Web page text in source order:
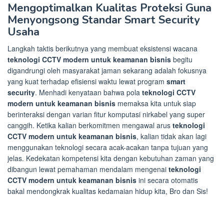
Mengoptimalkan Kualitas Proteksi Guna
Menyongsong Standar Smart Security
Usaha
Langkah taktis berikutnya yang membuat eksistensi wacana
teknologi CCTV modern untuk keamanan bisnis begitu
digandrungi oleh masyarakat jaman sekarang adalah fokusnya
yang kuat terhadap efisiensi waktu lewat program smart
security. Menhadi kenyataan bahwa pola teknologi CCTV
modern untuk keamanan bisnis memaksa kita untuk siap
berinteraksi dengan varian fitur komputasi nirkabel yang super
canggih. Ketika kalian berkomitmen mengawal arus teknologi
CCTV modern untuk keamanan bisnis, kalian tidak akan lagi
menggunakan teknologi secara acak-acakan tanpa tujuan yang
jelas. Kedekatan kompetensi kita dengan kebutuhan zaman yang
dibangun lewat pemahaman mendalam mengenai teknologi
CCTV modern untuk keamanan bisnis ini secara otomatis
bakal mendongkrak kualitas kedamaian hidup kita, Bro dan Sis!